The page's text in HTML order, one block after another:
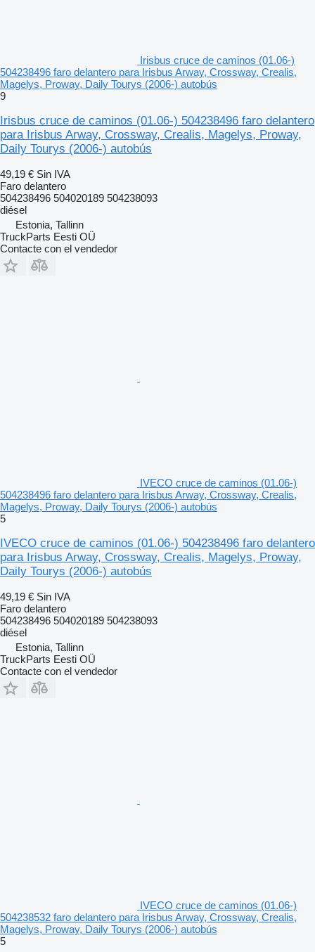
Irisbus cruce de caminos (01.06-)
504238496 faro delantero para Irisbus Arway, Crossway, Crealis,
Magelys, Proway, Daily Tourys (2006-) autobús
9
Irisbus cruce de caminos (01.06-) 504238496 faro delantero
para Irisbus Arway, Crossway, Crealis, Magelys, Proway,
Daily Tourys (2006-) autobús
49,19 € Sin IVA
Faro delantero
504238496 504020189 504238093
diésel
Estonia, Tallinn
TruckParts Eesti OÜ
Contacte con el vendedor
IVECO cruce de caminos (01.06-)
504238496 faro delantero para Irisbus Arway, Crossway, Crealis,
Magelys, Proway, Daily Tourys (2006-) autobús
5
IVECO cruce de caminos (01.06-) 504238496 faro delantero
para Irisbus Arway, Crossway, Crealis, Magelys, Proway,
Daily Tourys (2006-) autobús
49,19 € Sin IVA
Faro delantero
504238496 504020189 504238093
diésel
Estonia, Tallinn
TruckParts Eesti OÜ
Contacte con el vendedor
IVECO cruce de caminos (01.06-)
504238532 faro delantero para Irisbus Arway, Crossway, Crealis,
Magelys, Proway, Daily Tourys (2006-) autobús
5